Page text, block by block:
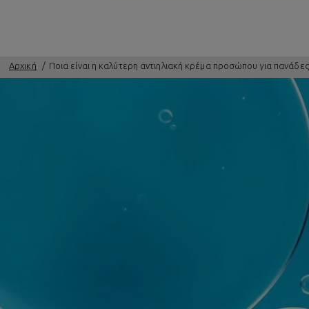
Αρχική Ποια είναι η καλύτερη αντιηλιακή κρέμα προσώπου για